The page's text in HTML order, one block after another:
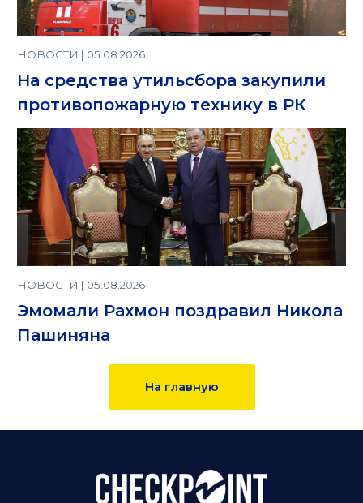
НОВОСТИ | 05.08.2026
На средства утильсбора закупили
противопожарную технику в РК
НОВОСТИ | 05.08.2026
Эмомали Рахмон поздравил Никола
Пашиняна
На главную